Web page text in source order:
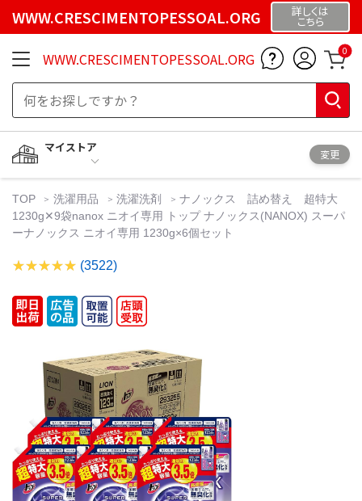
WWW.CRESCIMENTOPESSOAL.ORG 詳しくは
こちら
WWW.CRESCIMENTOPESSOAL.ORG 0
マイストア
変更
TOP 洗濯用品 洗濯洗剤
ナノックス 詰め替え 超特大
1230g✕9袋nanox ニオイ専用 トップ ナノックス(NANOX) スーパ
ーナノックス ニオイ専用 1230g×6個セット
(3522)